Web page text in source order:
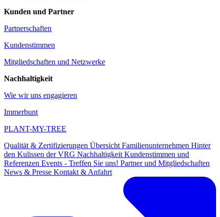
Kunden und Partner
Partnerschaften
Kundenstimmen
Mitgliedschaften und Netzwerke
Nachhaltigkeit
Wie wir uns engagieren
Immerbunt
PLANT-MY-TREE
Qualität & Zertifizierungen Übersicht Familienunternehmen Hinter
den Kulissen der VRG Nachhaltigkeit Kundenstimmen und
Referenzen Events - Treffen Sie uns! Partner und Mitgliedschaften
News & Presse Kontakt & Anfahrt